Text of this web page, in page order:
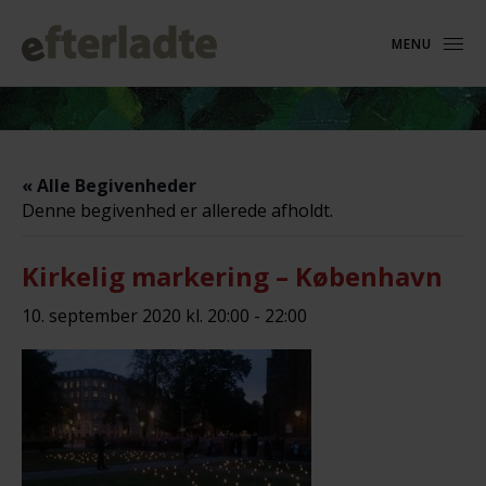
MENU
« Alle Begivenheder
Denne begivenhed er allerede afholdt.
Kirkelig markering – København
10. september 2020 kl. 20:00 - 22:00